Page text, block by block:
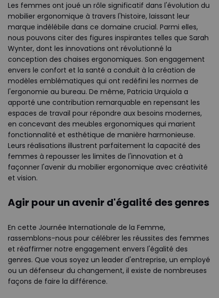
Les femmes ont joué un rôle significatif dans l'évolution du
mobilier ergonomique à travers l'histoire, laissant leur
marque indélébile dans ce domaine crucial. Parmi elles,
nous pouvons citer des figures inspirantes telles que Sarah
Wynter, dont les innovations ont révolutionné la
conception des chaises ergonomiques. Son engagement
envers le confort et la santé a conduit à la création de
modèles emblématiques qui ont redéfini les normes de
l'ergonomie au bureau. De même, Patricia Urquiola a
apporté une contribution remarquable en repensant les
espaces de travail pour répondre aux besoins modernes,
en concevant des meubles ergonomiques qui marient
fonctionnalité et esthétique de manière harmonieuse.
Leurs réalisations illustrent parfaitement la capacité des
femmes à repousser les limites de l'innovation et à
façonner l'avenir du mobilier ergonomique avec créativité
et vision.
Agir pour un avenir d'égalité des genres
En cette Journée Internationale de la Femme,
rassemblons-nous pour célébrer les réussites des femmes
et réaffirmer notre engagement envers l'égalité des
genres. Que vous soyez un leader d'entreprise, un employé
ou un défenseur du changement, il existe de nombreuses
façons de faire la différence.